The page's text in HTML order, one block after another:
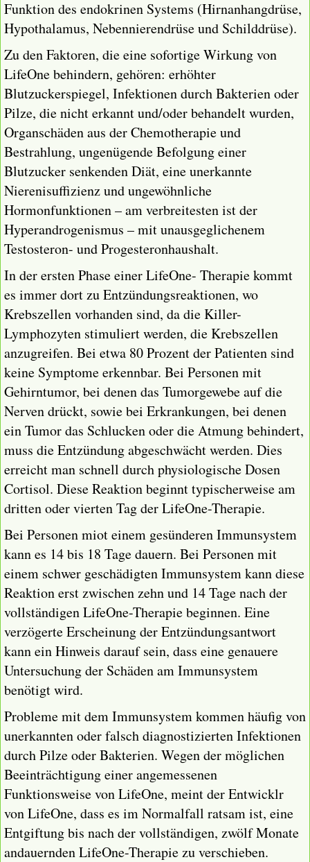
Funktion des endokrinen Systems (Hirnanhangdrüse,
Hypothalamus, Nebennierendrüse und Schilddrüse).
Zu den Faktoren, die eine sofortige Wirkung von
LifeOne behindern, gehören: erhöhter
Blutzuckerspiegel, Infektionen durch Bakterien oder
Pilze, die nicht erkannt und/oder behandelt wurden,
Organschäden aus der Chemotherapie und
Bestrahlung, ungenügende Befolgung einer
Blutzucker senkenden Diät, eine unerkannte
Nierenisuffizienz und ungewöhnliche
Hormonfunktionen – am verbreitesten ist der
Hyperandrogenismus – mit unausgeglichenem
Testosteron- und Progesteronhaushalt.
In der ersten Phase einer LifeOne- Therapie kommt
es immer dort zu Entzündungsreaktionen, wo
Krebszellen vorhanden sind, da die Killer-
Lymphozyten stimuliert werden, die Krebszellen
anzugreifen. Bei etwa 80 Prozent der Patienten sind
keine Symptome erkennbar. Bei Personen mit
Gehirntumor, bei denen das Tumorgewebe auf die
Nerven drückt, sowie bei Erkrankungen, bei denen
ein Tumor das Schlucken oder die Atmung behindert,
muss die Entzündung abgeschwächt werden. Dies
erreicht man schnell durch physiologische Dosen
Cortisol. Diese Reaktion beginnt typischerweise am
dritten oder vierten Tag der LifeOne-Therapie.
Bei Personen miot einem gesünderen Immunsystem
kann es 14 bis 18 Tage dauern. Bei Personen mit
einem schwer geschädigten Immunsystem kann diese
Reaktion erst zwischen zehn und 14 Tage nach der
vollständigen LifeOne-Therapie beginnen. Eine
verzögerte Erscheinung der Entzündungsantwort
kann ein Hinweis darauf sein, dass eine genauere
Untersuchung der Schäden am Immunsystem
benötigt wird.
Probleme mit dem Immunsystem kommen häufig von
unerkannten oder falsch diagnostizierten Infektionen
durch Pilze oder Bakterien. Wegen der möglichen
Beeinträchtigung einer angemessenen
Funktionsweise von LifeOne, meint der Entwicklr
von LifeOne, dass es im Normalfall ratsam ist, eine
Entgiftung bis nach der vollständigen, zwölf Monate
andauernden LifeOne-Therapie zu verschieben.